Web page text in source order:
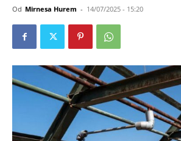
Od Mirnesa Hurem - 14/07/2025 - 15:20